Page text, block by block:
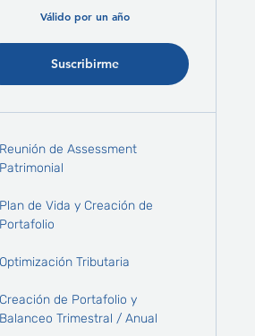
Válido por un año
Suscribirme
Reunión de Assessment
Patrimonial
Plan de Vida y Creación de
Portafolio
Optimización Tributaria
Creación de Portafolio y
Balanceo Trimestral / Anual